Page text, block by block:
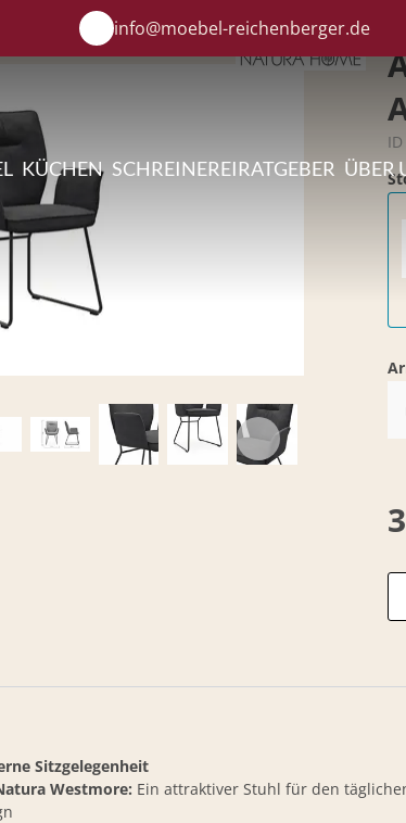
info@moebel-reichenberger.de
KÜCHEN SCHREINEREIRATGEBER ÜBER
Sitzgelegenheit
Westmore: Ein attraktiver Stuhl für den